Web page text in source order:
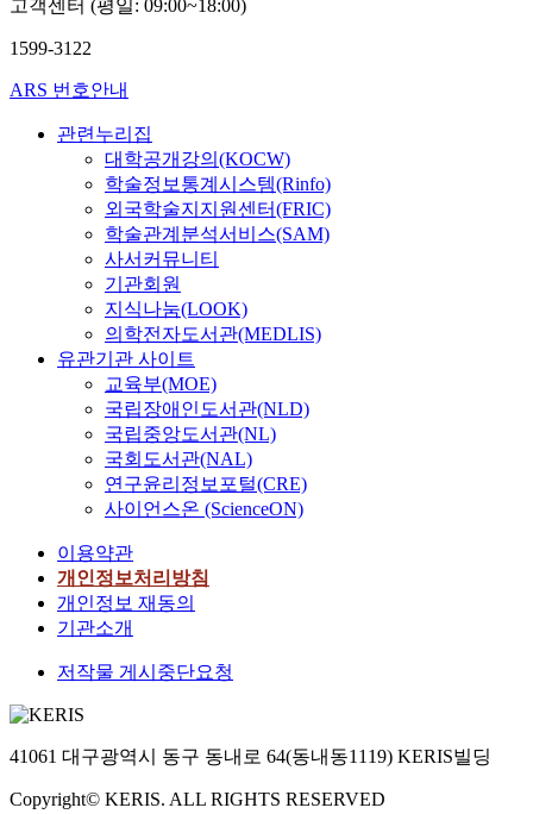
고객센터 (평일: 09:00~18:00)
1599-3122
ARS 번호안내
관련누리집
대학공개강의(KOCW)
학술정보통계시스템(Rinfo)
외국학술지지원센터(FRIC)
학술관계분석서비스(SAM)
사서커뮤니티
기관회원
지식나눔(LOOK)
의학전자도서관(MEDLIS)
유관기관 사이트
교육부(MOE)
국립장애인도서관(NLD)
국립중앙도서관(NL)
국회도서관(NAL)
연구윤리정보포털(CRE)
사이언스온 (ScienceON)
이용약관
개인정보처리방침
개인정보 재동의
기관소개
저작물 게시중단요청
41061 대구광역시 동구 동내로 64(동내동1119) KERIS빌딩
Copyright© KERIS. ALL RIGHTS RESERVED